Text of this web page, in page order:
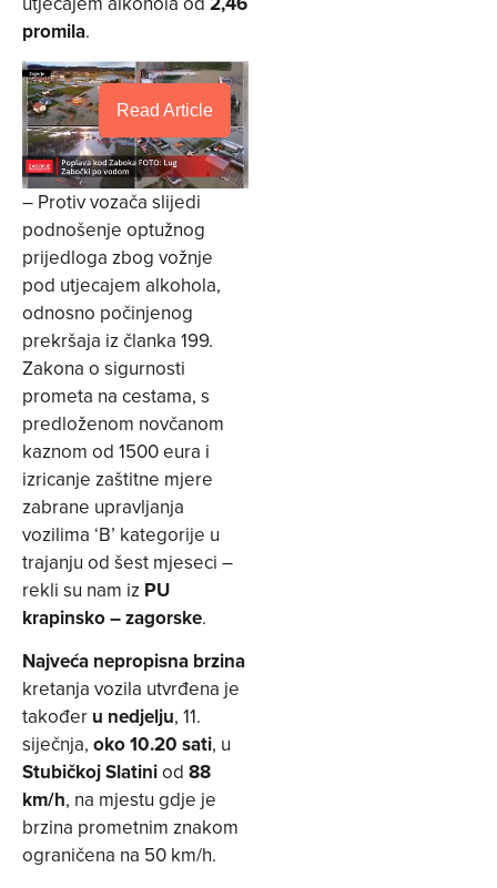
promila.
Read Article
– Protiv vozača slijedi
podnošenje optužnog
prijedloga zbog vožnje
pod utjecajem alkohola,
odnosno počinjenog
prekršaja iz članka 199.
Zakona o sigurnosti
prometa na cestama, s
predloženom novčanom
kaznom od 1500 eura i
izricanje zaštitne mjere
zabrane upravljanja
vozilima ‘B’ kategorije u
trajanju od šest mjeseci –
rekli su nam iz PU
krapinsko – zagorske.
Najveća nepropisna brzina
kretanja vozila utvrđena je
također u nedjelju, 11.
siječnja, oko 10.20 sati, u
Stubičkoj Slatiniod 88
km/h, na mjestu gdje je
brzina prometnim znakom
ograničena na 50 km/h.